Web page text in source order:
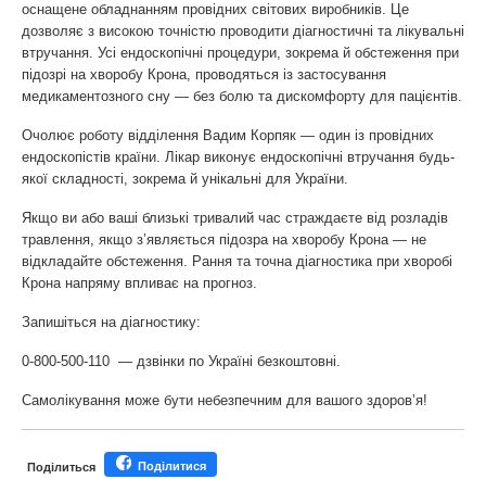
оснащене обладнанням провідних світових виробників. Це
дозволяє з високою точністю проводити діагностичні та лікувальні
втручання. Усі ендоскопічні процедури, зокрема й обстеження при
підозрі на хворобу Крона, проводяться із застосування
медикаментозного сну — без болю та дискомфорту для пацієнтів.
Очолює роботу відділення Вадим Корпяк — один із провідних
ендоскопістів країни. Лікар виконує ендоскопічні втручання будь-
якої складності, зокрема й унікальні для України.
Якщо ви або ваші близькі тривалий час страждаєте від розладів
травлення, якщо з’являється підозра на хворобу Крона — не
відкладайте обстеження. Рання та точна діагностика при хворобі
Крона напряму впливає на прогноз.
Запишіться на діагностику:
0-800-500-110 — дзвінки по Україні безкоштовні.
Самолікування може бути небезпечним для вашого здоров’я!
Поділиться Поділитися